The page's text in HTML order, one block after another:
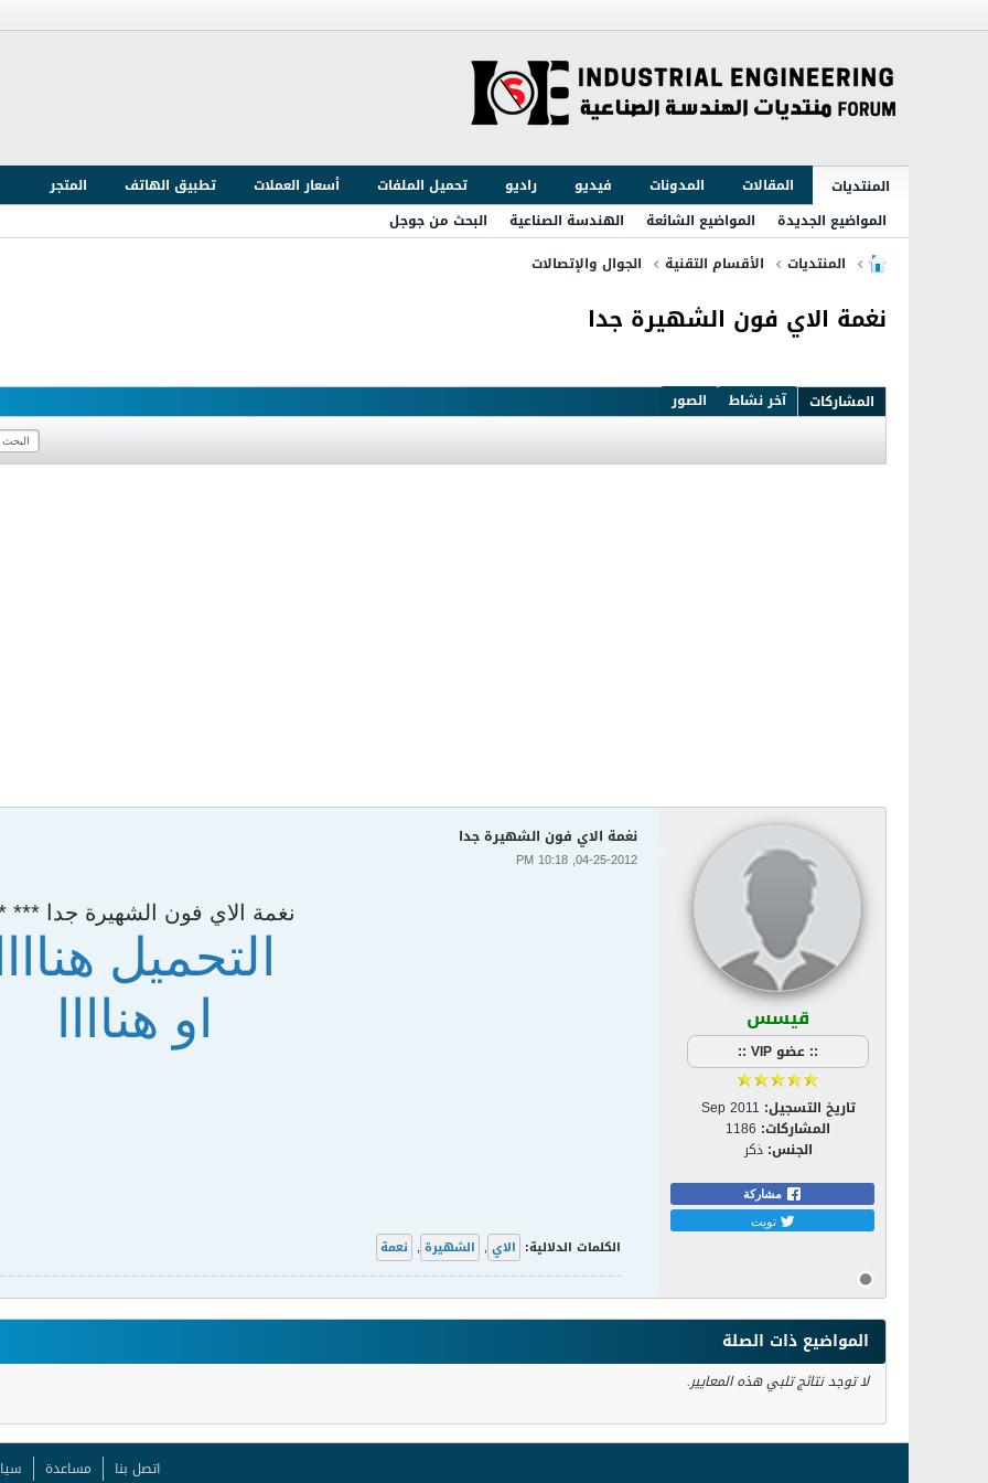
المنتديات المقالات المدونات فيديو راديو تحميل الملفات أسعار العملات تطبيق الهاتف
المتجر
المواضيع الجديدة
المواضيع الشائعة الهندسة الصناعية
البحث من جوجل
المنتديات
الأقسام التقنية الجوال والإتصالات
نغمة الاي فون الشهيرة جدا
المشاركات آخر نشاط الصور
قيسس
:: عضو VIP ::
تاريخ التسجيل: Sep 2011
المشاركات: 1186
الجنس: ذكر
مشاركة
تويت
نغمة الاي فون الشهيرة جدا
04-25-2012, 10:18 PM
نغمة الاي فون الشهيرة جدا ***
التحميل هناااا
او هناااا
الكلمات الدلالية: الاي , الشهيرة , نعمة
المواضيع ذات الصلة
لا توجد نتائج تلبي هذه المعايير.
اتصل بنا مساعدة